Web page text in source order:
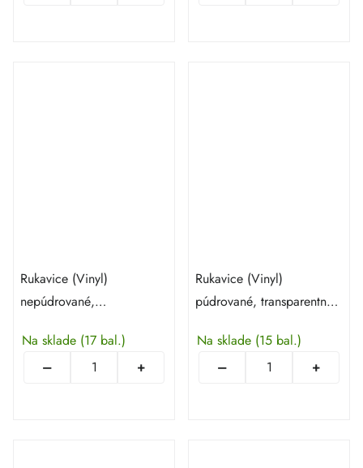
Rukavice (Vinyl)
nepúdrované,
ks
Na sklade (17 bal.)
Rukavice (Vinyl)
púdrované, transparentné
Na sklade (15 bal.)